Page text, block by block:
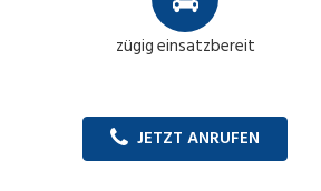
zügig einsatzbereit
JETZT ANRUFEN